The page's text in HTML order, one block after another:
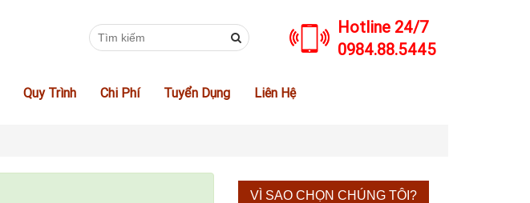
Hotline 24/7
0984.88.5445
Quy Trình Chi Phí Tuyển Dụng Liên Hệ
VÌ SAO CHỌN CHÚNG TÔI?